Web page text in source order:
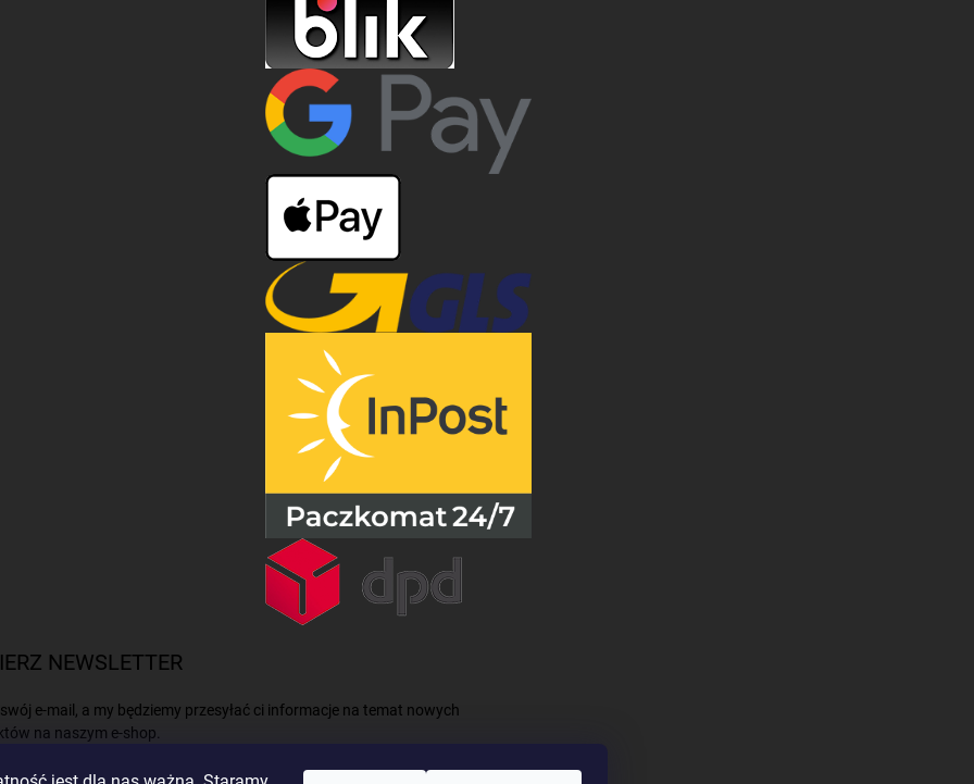
NEWSLETTER
e-mail, a my będziemy przesyłać ci informacje na temat nowych
na naszym e-shop.